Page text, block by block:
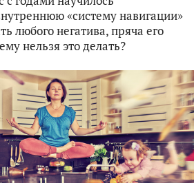
«систему навигации»
любого негатива, пряча его
нельзя это делать?